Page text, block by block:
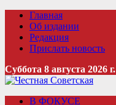
Главная
Об издании
Редакция
Прислать новость
Суббота 8 августа 2026 г.
В ФОКУСЕ